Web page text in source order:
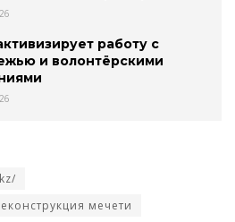
работу с
и волонтёрскими
мечети